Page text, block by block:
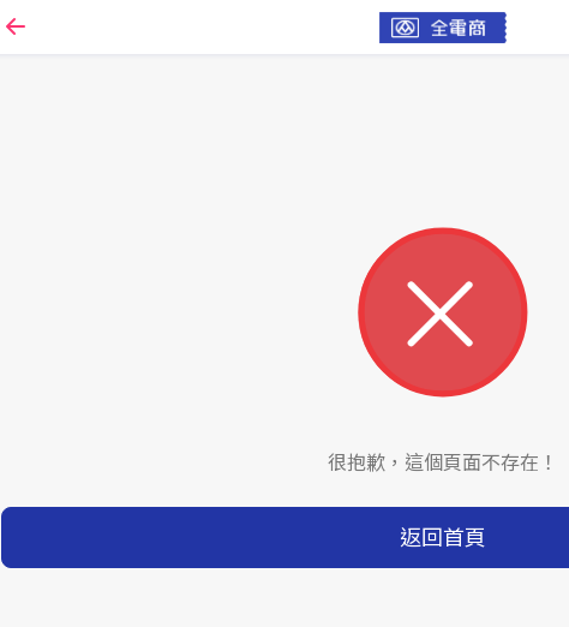
很抱歉，這個頁面不存在！
返回首頁